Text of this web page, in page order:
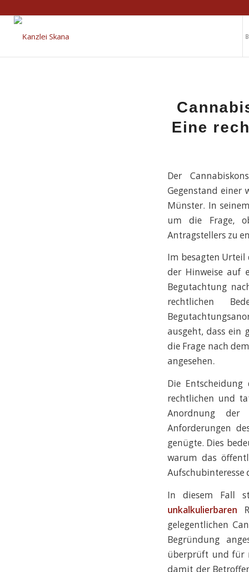
Eine
Der
Gegenstand einer
Münster. In
um die Frage,
Antragstellers zu
Im besagten Urteil
der Hinweise auf
Begutachtung
rechtlichen
ausgeht, dass ein
die Frage nach
angesehen.
Die
rechtlichen und
Anordnung der
Anforderungen
genügte. Dies
warum das
Aufschubinteresse
In diesem Fall
unkalkulierbaren
gelegentlichen
Begründung
überprüft und für
damit der